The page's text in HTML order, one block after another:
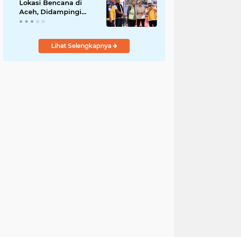
Lokasi Bencana di
Aceh, Didampingi
Wagub Dek Fadh
Lihat Selengkapnya